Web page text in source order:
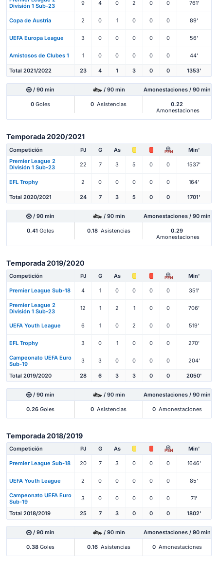
División 1 Sub-23
9 4 0 2 0 0 761'
Copa de Austria 2 0 1 0 0 0 89'
UEFA Europa League 3 0 0 0 0 0 56'
Amistosos de Clubes 1 1 0 0 0 0 0 44'
Total 2021/2022 23 4 1 3 0 0 1353'
/ 90 min / 90 min Amonestaciones / 90 min
0 Goles 0 Asistencias
0.22
Amonestaciones
Temporada 2020/2021
Competición PJ G As PEN
Min'
Premier League 2
División 1 Sub-23
22 7 3 5 0 0 1537'
EFL Trophy 2 0 0 0 0 0 164'
Total 2020/2021 24 7 3 5 0 0 1701'
/ 90 min / 90 min Amonestaciones / 90 min
0.41 Goles 0.18 Asistencias
0.29
Amonestaciones
Temporada 2019/2020
Competición PJ G As PEN Min'
Premier League Sub-18 4 1 0 0 0 0 351'
Premier League 2
División 1 Sub-23
12 1 2 1 0 0 706'
UEFA Youth League 6 1 0 2 0 0 519'
EFL Trophy 3 0 1 0 0 0 270'
Campeonato UEFA Euro
Sub-19
3 3 0 0 0 0 204'
Total 2019/2020 28 6 3 3 0 0 2050'
/ 90 min / 90 min Amonestaciones / 90 min
0.26 Goles 0 Asistencias 0 Amonestaciones
Temporada 2018/2019
Competición PJ G As PEN Min'
Premier League Sub-18 20 7 3 0 0 0 1646'
UEFA Youth League 2 0 0 0 0 0 85'
Campeonato UEFA Euro
Sub-19
3 0 0 0 0 0 71'
Total 2018/2019 25 7 3 0 0 0 1802'
/ 90 min / 90 min Amonestaciones / 90 min
0.38 Goles 0.16 Asistencias 0 Amonestaciones